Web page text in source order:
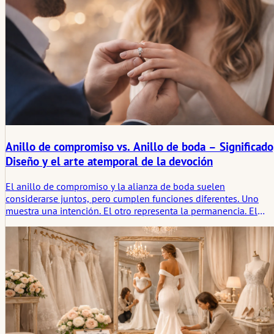
Anillo de compromiso vs. Anillo de boda –
Diseño y el arte atemporal de la devoción
El anillo de compromiso y la alianza de boda suelen
considerarse juntos, pero cumplen funciones diferentes. Uno
muestra una intención. El otro representa la permanencia. El
estas funciones. Si se observa con atención, estas diferencias no
son decorativas. Son prácticas, emocionales y están diseñadas
para un uso prolongado.